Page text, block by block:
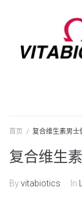
首页 / 复合维生素男士
复合维生
Byvitabiotics In